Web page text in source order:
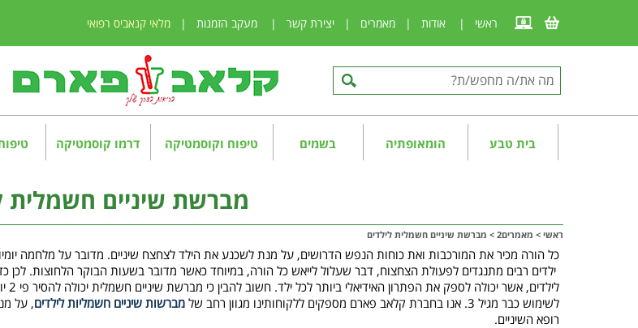
ראשי | אודות | מאמרים | יצירת קשר | מעקב הזמנות | מלאי קנאביס רפואי
בית טבע הומאופתיה בשמים טיפוח וקוסמטיקה דרמו קוסמטיקה
מברשת שיניים חשמלית
ראשי > מאמרים2 > מברשת שיניים חשמלית לילדים
כל הורה מכיר את המורכבות ואת כוחות הנפש הדרושים, על מנת לשכנע את הילד לצחצח שיניים. מדובר על מלחמה
ילדים רבים מתנגדים לפעולת הצחצוח, דבר שעלול לייאש כל הורה, במיוחד כאשר מדובר בשעות הבוקר הלחוצות.
לשימוש כבר מגיל 3. אנו בחברת קלאב פארם מספקים ללקוחותינו מגוון רחב של
מברשות שיניים חשמליות לילדים, על
רופא השיניים.